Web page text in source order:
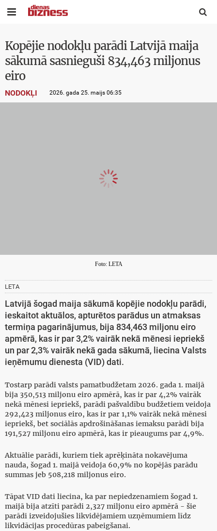
 
Kopējie nodokļu parādi Latvijā maija
sākumā sasnieguši 834,463 miljonus
eiro
NODOKĻI 2026. gada 25. maijs 06:35
Foto: LETA
LETA
Latvijā šogad maija sākumā kopējie nodokļu parādi,
ieskaitot aktuālos, apturētos parādus un atmaksas
termiņa pagarinājumus, bija 834,463 miljonu eiro
apmērā, kas ir par 3,2% vairāk nekā mēnesi iepriekš
un par 2,3% vairāk nekā gada sākumā, liecina Valsts
ieņēmumu dienesta (VID) dati.
Tostarp parādi valsts pamatbudžetam 2026. gada 1. maijā
bija 350,513 miljonu eiro apmērā, kas ir par 4,2% vairāk
nekā mēnesi iepriekš, parādi pašvaldību budžetiem veidoja
292,423 miljonus eiro, kas ir par 1,1% vairāk nekā mēnesi
iepriekš, bet sociālās apdrošināšanas iemaksu parādi bija
191,527 miljonu eiro apmērā, kas ir pieaugums par 4,9%.
Aktuālie parādi, kuriem tiek aprēķināta nokavējuma
nauda, šogad 1. maijā veidoja 60,9% no kopējās parādu
summas jeb 508,218 miljonus eiro.
Tāpat VID dati liecina, ka par nepiedzenamiem šogad 1.
maijā bija atzīti parādi 2,327 miljonu eiro apmērā - šie
parādi izveidojušies likvidējamiem uzņēmumiem līdz
likvidācijas procedūras pabeigšanai.